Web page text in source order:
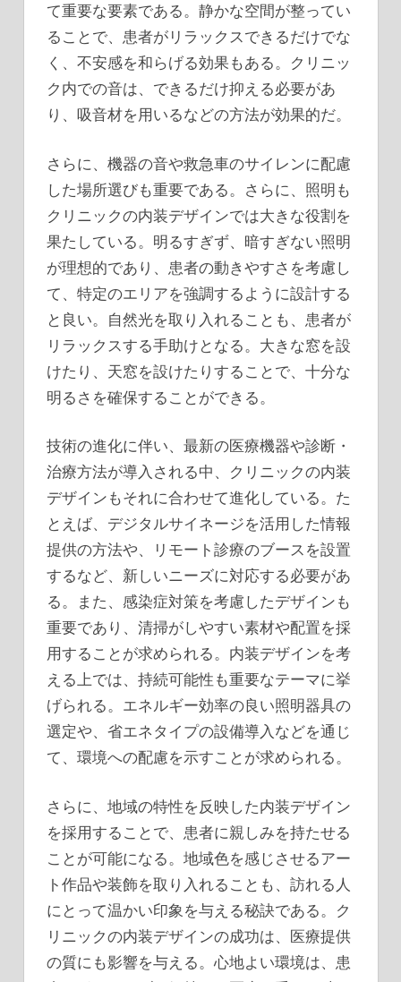
て重要な要素である。静かな空間が整ってい
ることで、患者がリラックスできるだけでな
く、不安感を和らげる効果もある。クリニッ
ク内での音は、できるだけ抑える必要があ
り、吸音材を用いるなどの方法が効果的だ。
さらに、機器の音や救急車のサイレンに配慮
した場所選びも重要である。さらに、照明も
クリニックの内装デザインでは大きな役割を
果たしている。明るすぎず、暗すぎない照明
が理想的であり、患者の動きやすさを考慮し
て、特定のエリアを強調するように設計する
と良い。自然光を取り入れることも、患者が
リラックスする手助けとなる。大きな窓を設
けたり、天窓を設けたりすることで、十分な
明るさを確保することができる。
技術の進化に伴い、最新の医療機器や診断・
治療方法が導入される中、クリニックの内装
デザインもそれに合わせて進化している。た
とえば、デジタルサイネージを活用した情報
提供の方法や、リモート診療のブースを設置
するなど、新しいニーズに対応する必要があ
る。また、感染症対策を考慮したデザインも
重要であり、清掃がしやすい素材や配置を採
用することが求められる。内装デザインを考
える上では、持続可能性も重要なテーマに挙
げられる。エネルギー効率の良い照明器具の
選定や、省エネタイプの設備導入などを通じ
て、環境への配慮を示すことが求められる。
さらに、地域の特性を反映した内装デザイン
を採用することで、患者に親しみを持たせる
ことが可能になる。地域色を感じさせるアー
ト作品や装飾を取り入れることも、訪れる人
にとって温かい印象を与える秘訣である。ク
リニックの内装デザインの成功は、医療提供
の質にも影響を与える。心地よい環境は、患